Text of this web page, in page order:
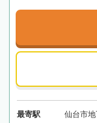
最寄駅 仙台市